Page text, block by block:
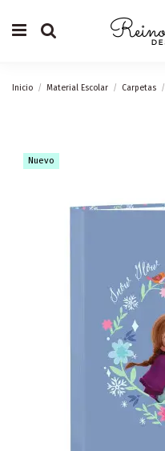
Inicio Material Escolar Carpetas
Nuevo